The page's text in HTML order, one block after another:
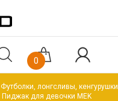
0
Футболки, лонгсливы, кенгурушки
Пиджак для девочки MEK